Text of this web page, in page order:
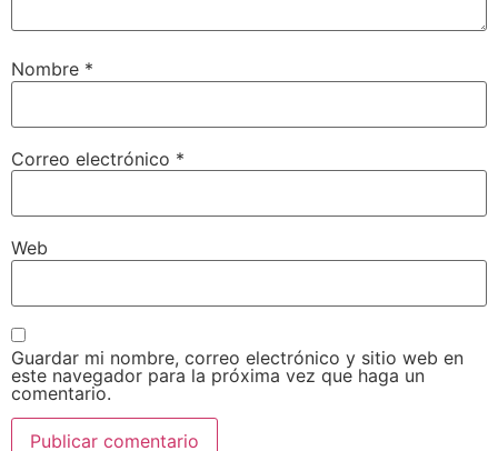
Nombre *
Correo electrónico *
Web
Guardar mi nombre, correo electrónico y sitio web en
este navegador para la próxima vez que haga un
comentario.